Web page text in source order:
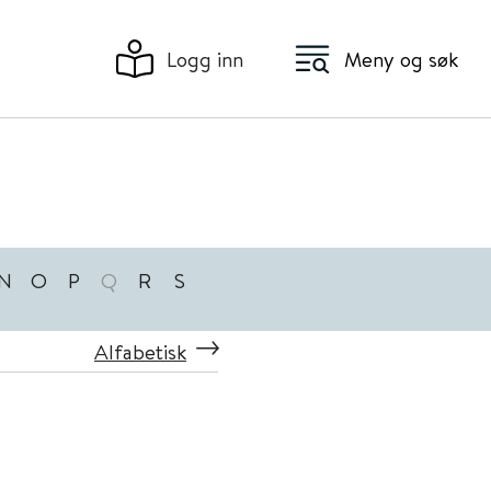
Logg inn Meny og søk
O P Q R S
Alfabetisk